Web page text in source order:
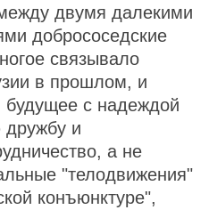
двумя далекими
добрососедские
связывало
в прошлом, и
будущее с надеждой
дружбу и
а не
"телодвижения"
конъюнктуре",